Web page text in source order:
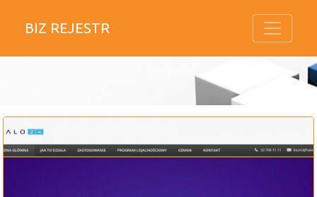
BIZ REJESTR